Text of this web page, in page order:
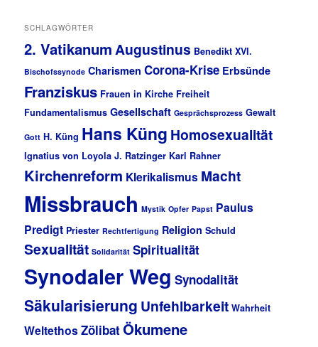
SCHLAGWÖRTER
2. VatikanumAugustinus Benedikt XVI.
Bischofssynode Charismen Corona-Krise Erbsünde
Franziskus Frauen in Kirche Freiheit
Fundamentalismus Gesellschaft Gesprächsprozess Gewalt
Gott H. Küng Hans Küng Homosexualität
Ignatius von Loyola J. Ratzinger Karl Rahner
Kirchenreform Klerikalismus Macht
Missbrauch Mystik Opfer Papst Paulus
Predigt Priester Rechtfertigung Religion Schuld
Sexualität Solidarität Spiritualität
Synodaler Weg Synodalität
Säkularisierung Unfehlbarkeit Wahrheit
WeltethosZölibatÖkumene